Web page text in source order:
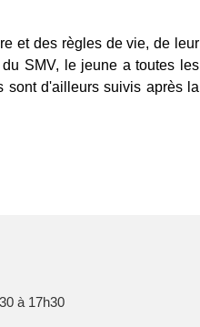
et des règles de vie, de leur
SMV, le jeune a toutes les
sont d'ailleurs suivis après la
à 17h30